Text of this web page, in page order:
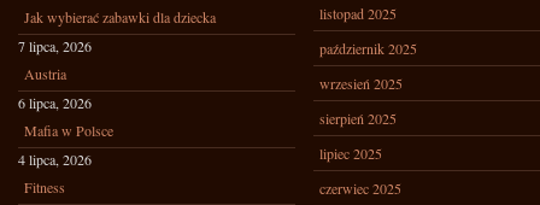
Jak wybierać zabawki dla dziecka
7 lipca, 2026
Austria
6 lipca, 2026
Mafia w Polsce
4 lipca, 2026
Fitness
listopad 2025
październik 2025
wrzesień 2025
sierpień 2025
lipiec 2025
czerwiec 2025